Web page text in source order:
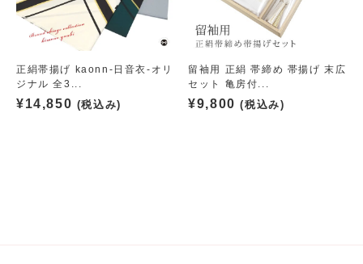
正絹帯揚げ kaonn-日音衣-オリ
ジナル 全3...
¥14,850 (税込み)
留袖用 正絹 帯締め 帯揚げ 末広
セット 亀房付...
¥9,800 (税込み)